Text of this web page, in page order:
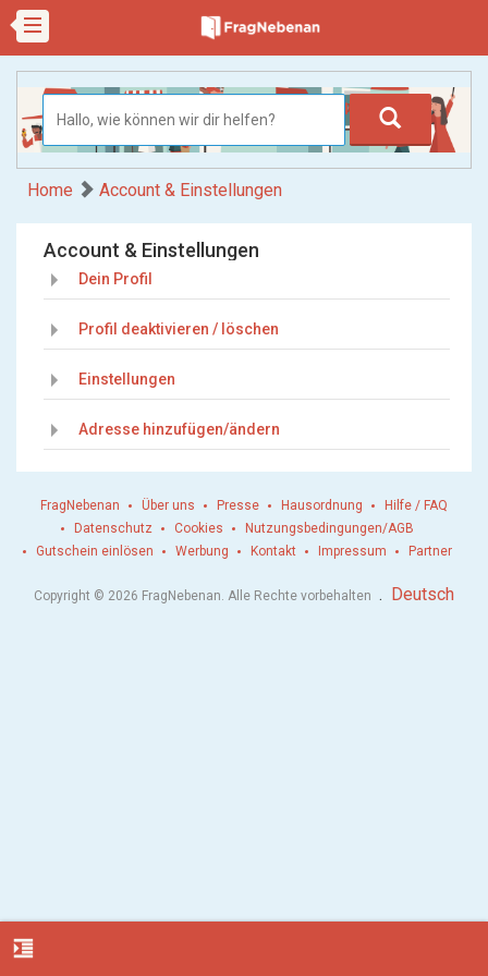
Home Account & Einstellungen
Account & Einstellungen
Dein Profil
Profil deaktivieren / löschen
Einstellungen
Adresse hinzufügen/ändern
format_indent_increase
FragNebenan Über uns Presse Hausordnung
Hilfe / FAQ
Datenschutz
Cookies
Nutzungsbedingungen/AGB
Gutschein einlösen
Werbung Kontakt Impressum Partner
Copyright © 2026 FragNebenan. Alle Rechte vorbehalten . Deutsch